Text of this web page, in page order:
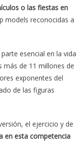
o las fiestas en
models reconocidas a
esencial en la vida
más de 11 millones de
exponentes del
de las figuras
el ejercicio y de
en esta competencia